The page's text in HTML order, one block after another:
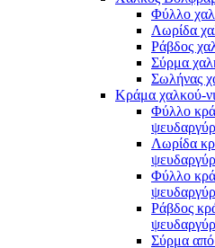
Φύλλο
Λωρίδα
Ράβδος
Σύρμα
Σωλήνας
Κράμα χαλκού-
Φύλλο
Λωρίδα
Φύλλο
Ράβδος
Σύρμα από